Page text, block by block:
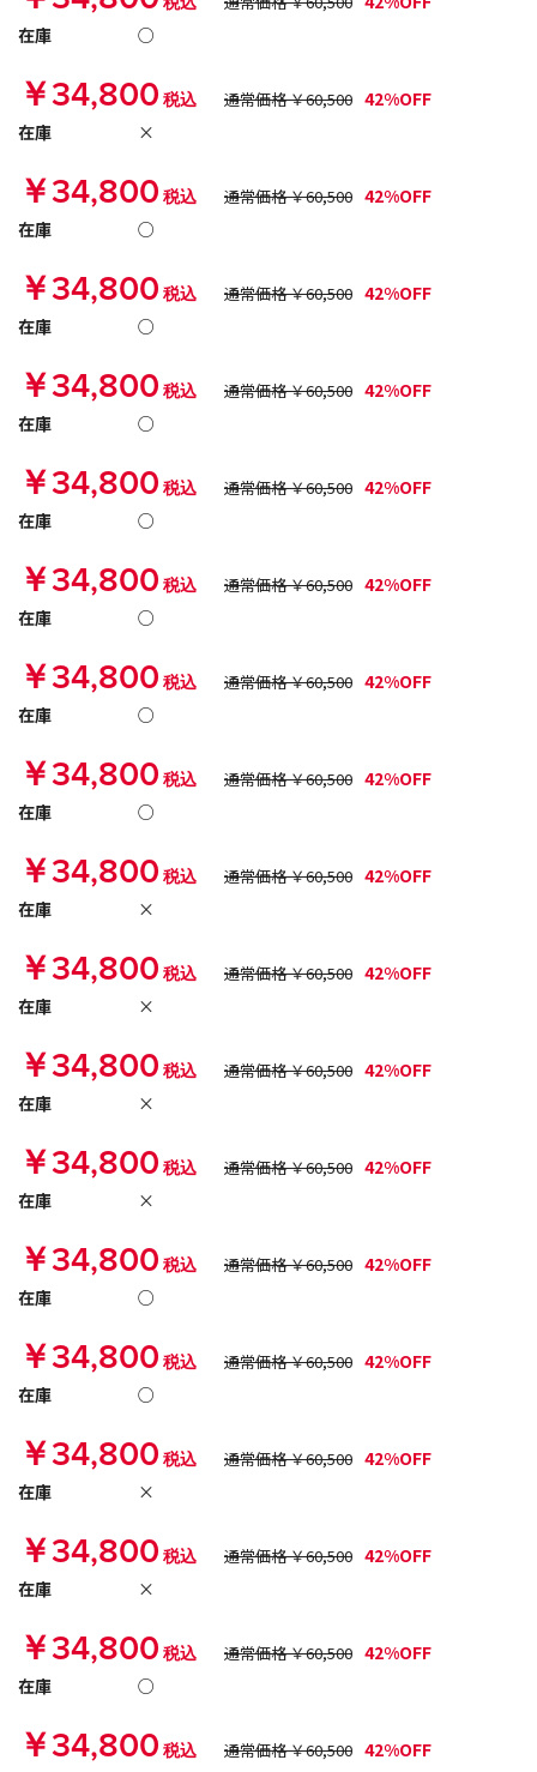
在庫
○
￥34,800税込 通常価格 ￥60,500 42%OFF
在庫
×
￥34,800税込 通常価格 ￥60,500 42%OFF
在庫
○
￥34,800税込 通常価格 ￥60,500 42%OFF
在庫
○
￥34,800税込 通常価格 ￥60,500 42%OFF
在庫
○
￥34,800税込 通常価格 ￥60,500 42%OFF
在庫
○
￥34,800税込 通常価格 ￥60,500 42%OFF
在庫
○
￥34,800税込 通常価格 ￥60,500 42%OFF
在庫
○
￥34,800税込 通常価格 ￥60,500 42%OFF
在庫
○
￥34,800税込 通常価格 ￥60,500 42%OFF
在庫
×
￥34,800税込 通常価格 ￥60,500 42%OFF
在庫
×
￥34,800税込 通常価格 ￥60,500 42%OFF
在庫
×
￥34,800税込 通常価格 ￥60,500 42%OFF
在庫
×
￥34,800税込 通常価格 ￥60,500 42%OFF
在庫
○
￥34,800税込 通常価格 ￥60,500 42%OFF
在庫
○
￥34,800税込 通常価格 ￥60,500 42%OFF
在庫
×
￥34,800税込 通常価格 ￥60,500 42%OFF
在庫
×
￥34,800税込 通常価格 ￥60,500 42%OFF
在庫
○
￥34,800税込 通常価格 ￥60,500 42%OFF